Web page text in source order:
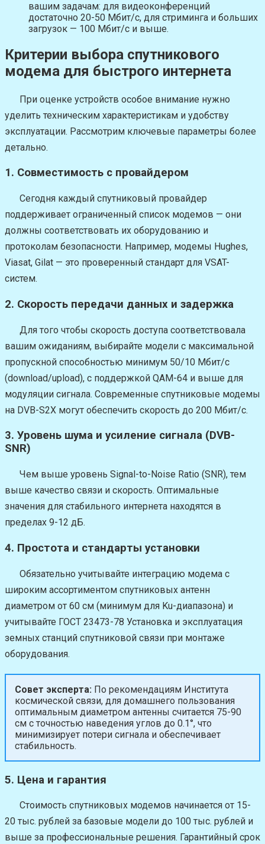
вашим задачам: для видеоконференций
достаточно 20-50 Мбит/с, для стриминга и больших
загрузок — 100 Мбит/с и выше.
Критерии выбора спутникового
модема для быстрого интернета
При оценке устройств особое внимание нужно
уделить техническим характеристикам и удобству
эксплуатации. Рассмотрим ключевые параметры более
детально.
1. Совместимость с провайдером
Сегодня каждый спутниковый провайдер
поддерживает ограниченный список модемов — они
должны соответствовать их оборудованию и
протоколам безопасности. Например, модемы Hughes,
Viasat, Gilat — это проверенный стандарт для VSAT-
систем.
2. Скорость передачи данных и задержка
Для того чтобы скорость доступа соответствовала
вашим ожиданиям, выбирайте модели с максимальной
пропускной способностью минимум 50/10 Мбит/с
(download/upload), с поддержкой QAM-64 и выше для
модуляции сигнала. Современные спутниковые модемы
на DVB-S2X могут обеспечить скорость до 200 Мбит/с.
3. Уровень шума и усиление сигнала (DVB-
SNR)
Чем выше уровень Signal-to-Noise Ratio (SNR), тем
выше качество связи и скорость. Оптимальные
значения для стабильного интернета находятся в
пределах 9-12 дБ.
4. Простота и стандарты установки
Обязательно учитывайте интеграцию модема с
широким ассортиментом спутниковых антенн
диаметром от 60 см (минимум для Ku-диапазона) и
учитывайте ГОСТ 23473-78 Установка и эксплуатация
земных станций спутниковой связи при монтаже
оборудования.
Совет эксперта: По рекомендациям Института
космической связи, для домашнего пользования
оптимальным диаметром антенны считается 75-90
см с точностью наведения углов до 0.1°, что
минимизирует потери сигнала и обеспечивает
стабильность.
5. Цена и гарантия
Стоимость спутниковых модемов начинается от 15-
20 тыс. рублей за базовые модели до 100 тыс. рублей и
выше за профессиональные решения. Гарантийный срок